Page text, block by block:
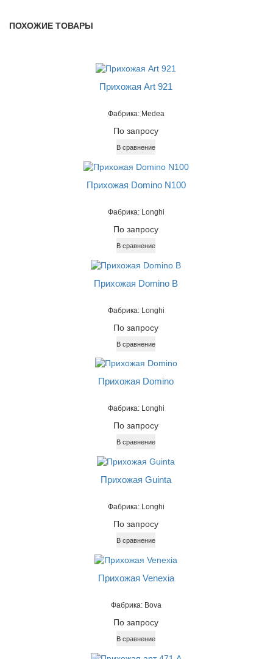
ПОХОЖИЕ ТОВАРЫ
Прихожая Art 921
Фабрика: Medea
По запросу
В сравнение
Прихожая Domino N100
Фабрика: Longhi
По запросу
В сравнение
Прихожая Domino B
Фабрика: Longhi
По запросу
В сравнение
Прихожая Domino
Фабрика: Longhi
По запросу
В сравнение
Прихожая Guinta
Фабрика: Longhi
По запросу
В сравнение
Прихожая Venexia
Фабрика: Bova
По запросу
В сравнение